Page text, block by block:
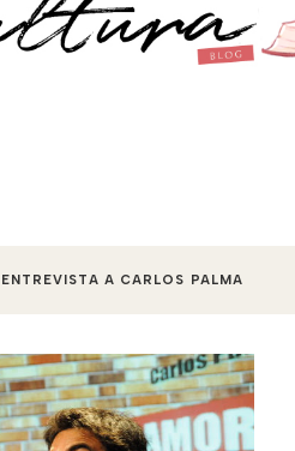
ENTREVISTA A CARLOS PALMA